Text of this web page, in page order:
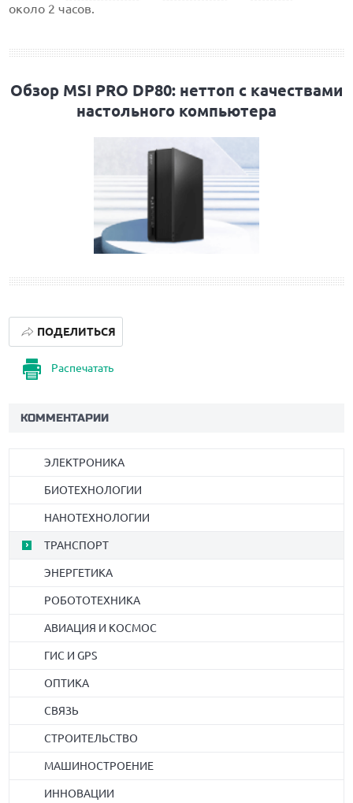
около 2 часов.
Обзор MSI PRO DP80: неттоп с качествами
настольного компьютера
Распечатать
ПОДЕЛИТЬСЯ
КОММЕНТАРИИ
ЭЛЕКТРОНИКА
БИОТЕХНОЛОГИИ
НАНОТЕХНОЛОГИИ
ТРАНСПОРТ
ЭНЕРГЕТИКА
РОБОТОТЕХНИКА
АВИАЦИЯ И КОСМОС
ГИС И GPS
ОПТИКА
СВЯЗЬ
СТРОИТЕЛЬСТВО
МАШИНОСТРОЕНИЕ
ИННОВАЦИИ